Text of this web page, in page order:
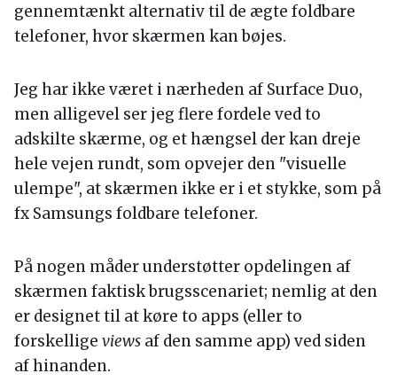
gennemtænkt alternativ til de ægte foldbare
telefoner, hvor skærmen kan bøjes.
Jeg har ikke været i nærheden af Surface Duo,
men alligevel ser jeg flere fordele ved to
adskilte skærme, og et hængsel der kan dreje
hele vejen rundt, som opvejer den "visuelle
ulempe", at skærmen ikke er i et stykke, som på
fx Samsungs foldbare telefoner.
På nogen måder understøtter opdelingen af
skærmen faktisk brugsscenariet; nemlig at den
er designet til at køre to apps (eller to
forskellige views af den samme app) ved siden
af hinanden.